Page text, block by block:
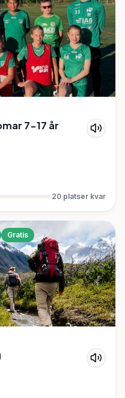
7-17 år
20 platser kvar
Gratis